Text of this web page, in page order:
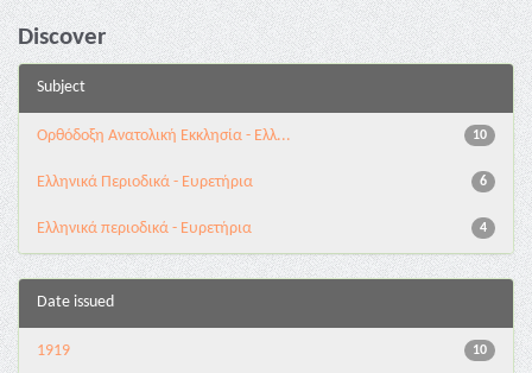
Discover
Subject
10
Ορθόδοξη Ανατολική Εκκλησία - Ελλ...
6
Ελληνικά Περιοδικά - Ευρετήρια
4
Ελληνικά περιοδικά - Ευρετήρια
Date issued
10
1919